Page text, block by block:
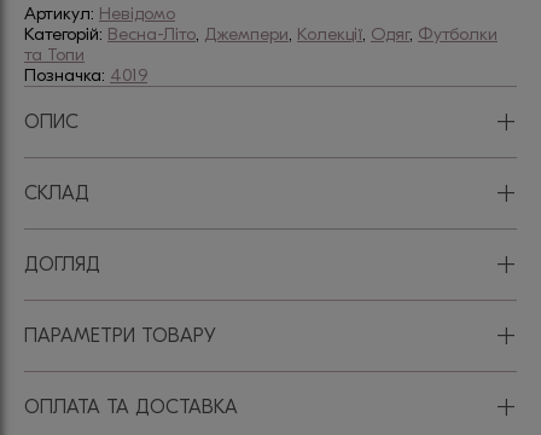
Артикул: Невідомо
Категорій: Весна-Літо, Джемпери, Колекції, Одяг, Футболки
та Топи
Позначка: 4019
ОПИС +
СКЛАД +
ДОГЛЯД +
ПАРАМЕТРИ ТОВАРУ +
ОПЛАТА ТА ДОСТАВКА +